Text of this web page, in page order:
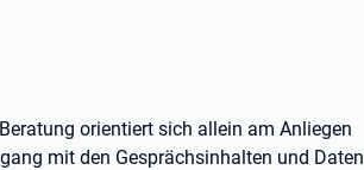
orientiert sich allein am Anliegen
mit den Gesprächsinhalten und Daten